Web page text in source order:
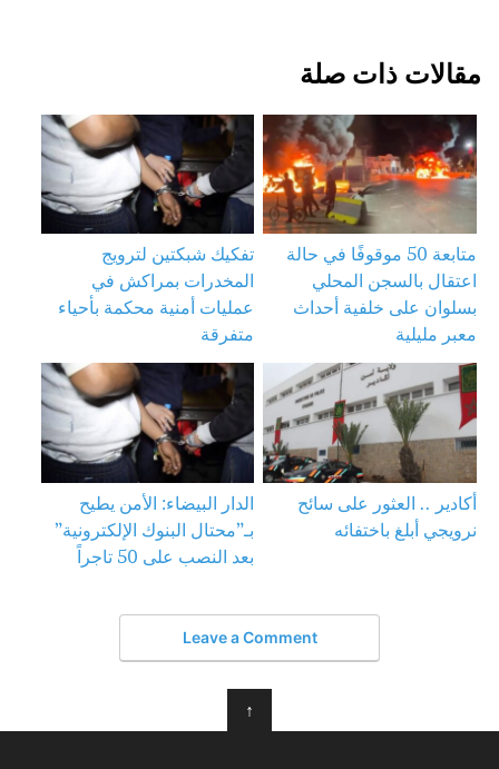
مقالات ذات صلة
متابعة 50 موقوفًا في حالة
اعتقال بالسجن المحلي
بسلوان على خلفية أحداث
معبر مليلية
تفكيك شبكتين لترويج
المخدرات بمراكش في
عمليات أمنية محكمة بأحياء
متفرقة
أكادير .. العثور على سائح
نرويجي أبلغ باختفائه
الدار البيضاء: الأمن يطيح
بـ”محتال البنوك الإلكترونية”
بعد النصب على 50 تاجراً
Leave a Comment
↑